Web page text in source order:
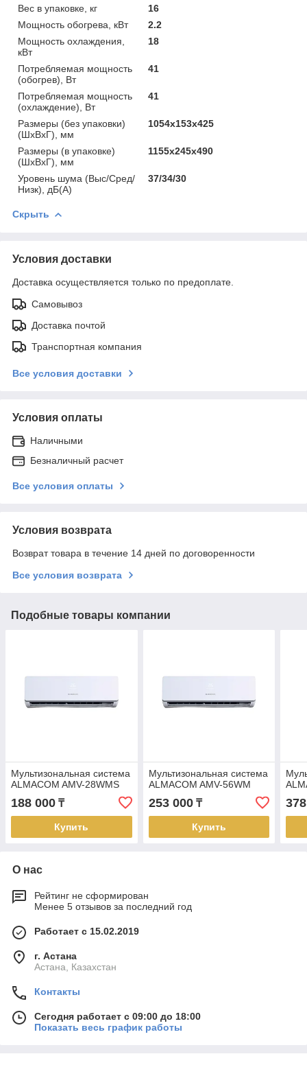
Вес в упаковке, кг
16
Мощность обогрева, кВт
2.2
Мощность охлаждения,
кВт
18
Потребляемая мощность
(обогрев), Вт
41
Потребляемая мощность
(охлаждение), Вт
41
Размеры (без упаковки)
(ШхВхГ), мм
1054х153х425
Размеры (в упаковке)
(ШхВхГ), мм
1155х245х490
Уровень шума (Выс/Сред/
Низк), дБ(А)
37/34/30
Скрыть
Условия доставки
Доставка осуществляется только по предоплате.
Самовывоз
Доставка почтой
Транспортная компания
Все условия доставки
Условия оплаты
Наличными
Безналичный расчет
Все условия оплаты
Условия возврата
Возврат товара в течение 14 дней по договоренности
Все условия возврата
Подобные товары компании
Мультизональная система
ALMACOM AMV-28WMS
188 000 ₸
Купить
Мультизональная система
ALMACOM AMV-56WM
253 000₸
Купить
О нас
Рейтинг не сформирован
Менее 5 отзывов за последний год
Работает с 15.02.2019
г. Астана
Астана, Казахстан
Контакты
Сегодня работает с 09:00 до 18:00
Показать весь график работы